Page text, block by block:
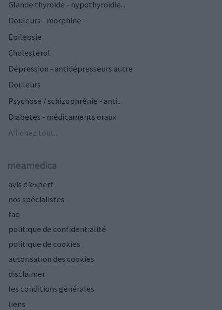
Glande thyroïde - hypothyroïdie...
Douleurs - morphine
Epilepsie
Cholestérol
Dépression - antidépresseurs autre
Douleurs
Psychose / schizophrénie - anti...
Diabètes - médicaments oraux
Affichez tout...
meamedica
avis d’expert
nos spécialistes
faq
politique de confidentialité
politique de cookies
autorisation des cookies
disclaimer
les conditions générales
liens